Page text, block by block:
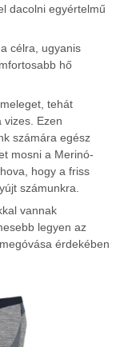
dacolni egyértelmű
célra, ugyanis
hő
tehát
vizes. Ezen
számára egész
mosni a Merinó-
hogy a friss
számunkra.
vannak
legyen az
érdekében